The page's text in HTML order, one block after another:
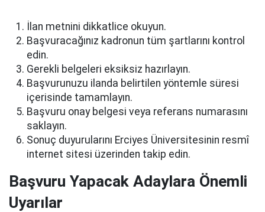
İlan metnini dikkatlice okuyun.
Başvuracağınız kadronun tüm şartlarını kontrol
edin.
Gerekli belgeleri eksiksiz hazırlayın.
Başvurunuzu ilanda belirtilen yöntemle süresi
içerisinde tamamlayın.
Başvuru onay belgesi veya referans numarasını
saklayın.
Sonuç duyurularını Erciyes Üniversitesinin resmî
internet sitesi üzerinden takip edin.
Başvuru Yapacak Adaylara Önemli
Uyarılar